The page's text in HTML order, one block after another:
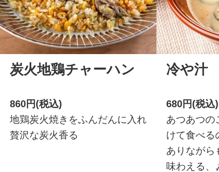
炭火地鶏チャーハン
860円(税込)
地鶏炭火焼きをふんだんに入れ
贅沢な炭火香る
冷や汁
680円(税込)
あつあつの
けて食べる
ありながら
味わえる、